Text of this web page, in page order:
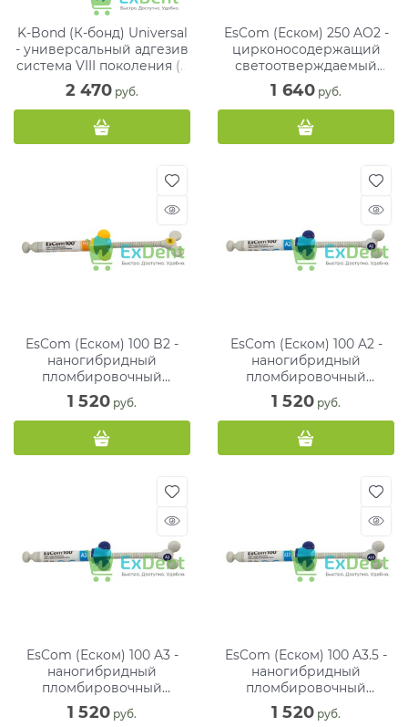
K-Bond (К-бонд) Universal
- универсальный адгезив
система VIII поколения (5
мл)
2 470 руб.
EsCom (Еском) 250 AO2 -
цирконосодержащий
светоотверждаемый
композитный материал (4
г)
1 640 руб.
EsCom (Еском) 100 B2 -
наногибридный
пломбировочный
материал (4 г)
1 520 руб.
EsCom (Еском) 100 A2 -
наногибридный
пломбировочный
материал (4 г)
1 520 руб.
EsCom (Еском) 100 A3 -
наногибридный
пломбировочный
материал (4 г)
1 520 руб.
EsCom (Еском) 100 A3.5 -
наногибридный
пломбировочный
материал (4 г)
1 520 руб.